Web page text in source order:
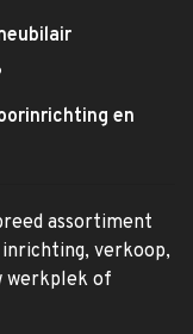
en
assortiment
verkoop,
werkplek of